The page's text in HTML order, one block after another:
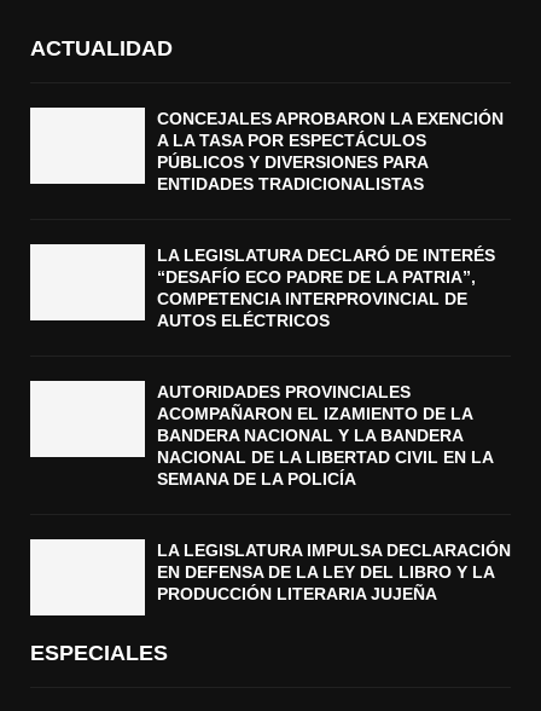
ACTUALIDAD
CONCEJALES APROBARON LA EXENCIÓN
A LA TASA POR ESPECTÁCULOS
PÚBLICOS Y DIVERSIONES PARA
ENTIDADES TRADICIONALISTAS
LA LEGISLATURA DECLARÓ DE INTERÉS
“DESAFÍO ECO PADRE DE LA PATRIA”,
COMPETENCIA INTERPROVINCIAL DE
AUTOS ELÉCTRICOS
AUTORIDADES PROVINCIALES
ACOMPAÑARON EL IZAMIENTO DE LA
BANDERA NACIONAL Y LA BANDERA
NACIONAL DE LA LIBERTAD CIVIL EN LA
SEMANA DE LA POLICÍA
LA LEGISLATURA IMPULSA DECLARACIÓN
EN DEFENSA DE LA LEY DEL LIBRO Y LA
PRODUCCIÓN LITERARIA JUJEÑA
ESPECIALES